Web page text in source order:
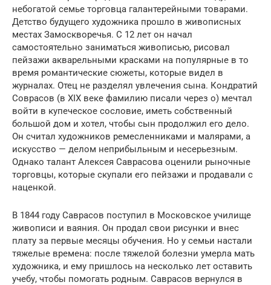
небогатой семье торговца галантерейными товарами.
Детство будущего художника прошло в живописных
местах Замоскворечья. С 12 лет он начал
самостоятельно заниматься живописью, рисовал
пейзажи акварельными красками на популярные в то
время романтические сюжеты, которые видел в
журналах. Отец не разделял увлечения сына. Кондратий
Соврасов (в XIX веке фамилию писали через о) мечтал
войти в купеческое сословие, иметь собственный
большой дом и хотел, чтобы сын продолжил его дело.
Он считал художников ремесленниками и малярами, а
искусство — делом неприбыльным и несерьезным.
Однако талант Алексея Саврасова оценили рыночные
торговцы, которые скупали его пейзажи и продавали с
наценкой.
В 1844 году Саврасов поступил в Московское училище
живописи и ваяния. Он продал свои рисунки и внес
плату за первые месяцы обучения. Но у семьи настали
тяжелые времена: после тяжелой болезни умерла мать
художника, и ему пришлось на несколько лет оставить
учебу, чтобы помогать родным. Саврасов вернулся в